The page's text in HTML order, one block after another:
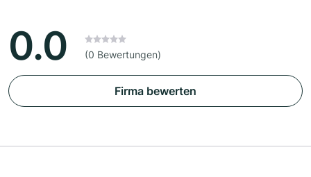
0.0 (0 Bewertungen)
Firma bewerten